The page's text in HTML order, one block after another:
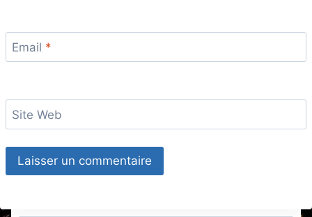
Email *
Site Web